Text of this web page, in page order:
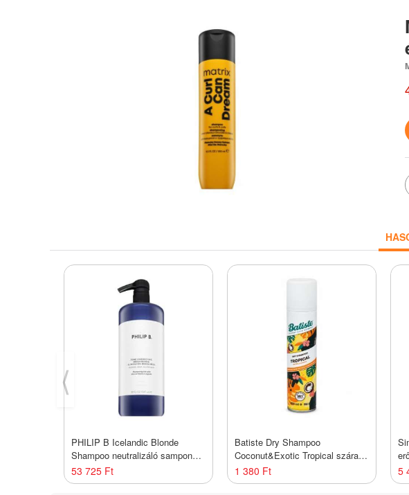
⟨
PHILIP B Icelandic Blonde
Shampoo neutralizáló sampon
platinaszőke és ősz hajra 947 ml
53 725 Ft
Batiste Dry Shampoo
Coconut&Exotic Tropical száraz
sampon minden hajtípusra 200
ml
1 380 Ft 5